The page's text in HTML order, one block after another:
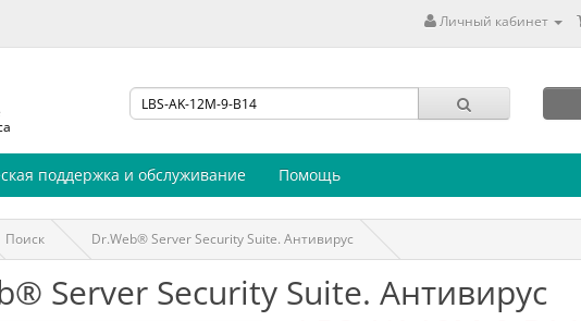
Личный кабинет
поддержка и обслуживание Помощь
Поиск Dr.Web® Server Security Suite. Антивирус
Server Security Suite. Антивирус